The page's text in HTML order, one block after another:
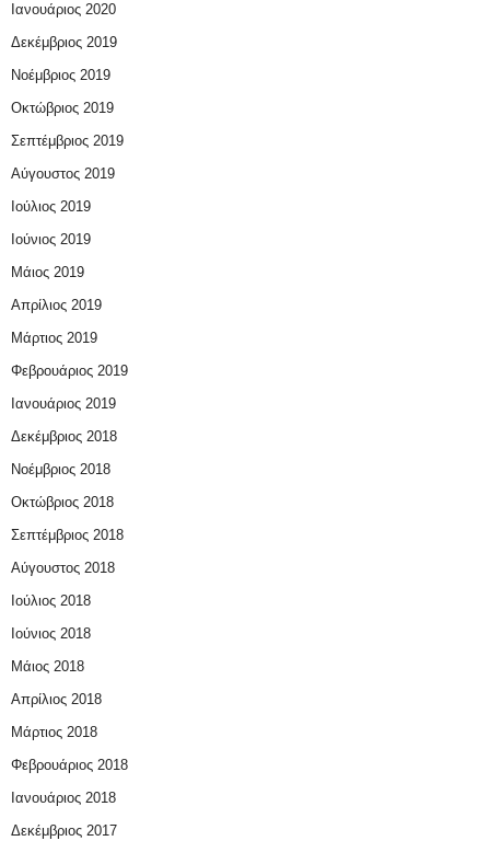
Ιανουάριος 2020
Δεκέμβριος 2019
Νοέμβριος 2019
Οκτώβριος 2019
Σεπτέμβριος 2019
Αύγουστος 2019
Ιούλιος 2019
Ιούνιος 2019
Μάιος 2019
Απρίλιος 2019
Μάρτιος 2019
Φεβρουάριος 2019
Ιανουάριος 2019
Δεκέμβριος 2018
Νοέμβριος 2018
Οκτώβριος 2018
Σεπτέμβριος 2018
Αύγουστος 2018
Ιούλιος 2018
Ιούνιος 2018
Μάιος 2018
Απρίλιος 2018
Μάρτιος 2018
Φεβρουάριος 2018
Ιανουάριος 2018
Δεκέμβριος 2017